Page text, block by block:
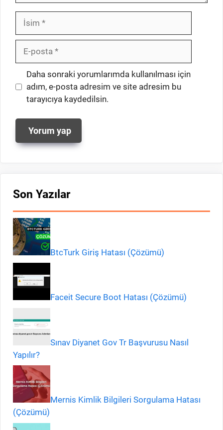
İsim
posta
İnternet
sitesi
Daha sonraki yorumlarımda kullanılması için
adım, e-posta adresim ve site adresim bu
tarayıcıya kaydedilsin.
Son Yazılar
BtcTurk Giriş Hatası (Çözümü)
Faceit Secure Boot Hatası (Çözümü)
Sınav Diyanet Gov Tr Başvurusu Nasıl
Yapılır?
Mernis Kimlik Bilgileri Sorgulama Hatası
(Çözümü)